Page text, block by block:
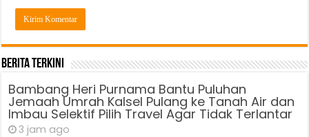
Berita Terkini
Bambang Heri Purnama Bantu Puluhan
Jemaah Umrah Kalsel Pulang ke Tanah Air dan
Imbau Selektif Pilih Travel Agar Tidak Terlantar
3 jam ago